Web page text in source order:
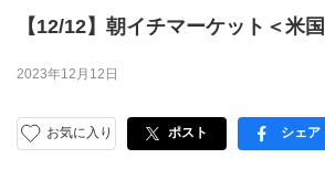
【12/12】朝イチマーケット＜米
2023年12月12日
お気に入り ポスト シェア